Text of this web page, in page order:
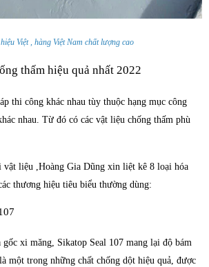
Việt , hàng Việt Nam chất lượng cao
thấm hiệu quả nhất 2022
thi công khác nhau tùy thuộc hạng mục công
nhau. Từ đó có các vật liệu chống thấm phù
liệu ,Hoàng Gia Dũng xin liệt kê 8 loại hóa
thương hiệu tiêu biểu thường dùng:
xi măng, Sikatop Seal 107 mang lại độ bám
một trong những chất chống dột hiệu quả, được